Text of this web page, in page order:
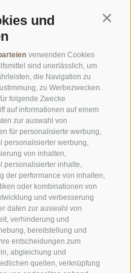
und
verwenden Cookies
sind unerlässlich, um
die Navigation zu
zu Werbezwecken.
folgende Zwecke
auf informationen auf einem
zur auswahl von
für personalisierte werbung,
personalisierter werbung,
von inhalten,
personalisierter inhalte,
der performance von inhalten,
oder kombinationen von
und verbesserung
daten zur auswahl von
verhinderung und
bereitstellung und
entscheidungen zum
abgleichung und
quellen, verknüpfung
©OpenStreetMapcontributors
| SITEMAP | COOKIE-RICHTLINIE